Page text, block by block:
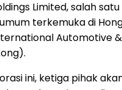
Limited, salah
terkemuka di
Automotive
ini, ketiga pihak